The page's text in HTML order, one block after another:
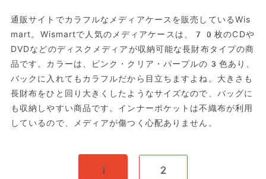
通販サイトでカラフルなメディアケースを販売しているWis
mart。Wismartで人気のメディアケースは、70枚のCDや
DVDなどのディスクメディアが収納可能な長財布タイプの商
品です。カラーは、ピンク・クリア・パープルの3色あり、
バックに入れてもカラフルだから目立ちますよね。大きさも
長財布をひと回り大きくしたようなサイズなので、バッグに
も収納しやすい商品です。インナーポケットは不織布が利用
しているので、メディアが傷つく心配ありません。
1 2